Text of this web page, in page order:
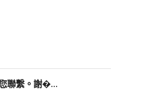
聯繫。謝�...